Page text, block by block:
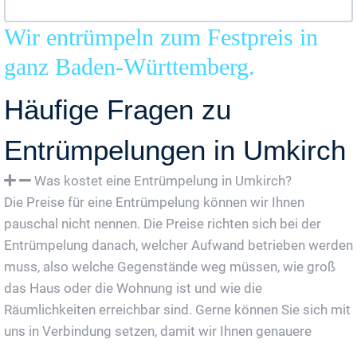
Wir entrümpeln zum Festpreis in
ganz Baden-Württemberg.
Häufige Fragen zu
Entrümpelungen in Umkirch
Was kostet eine Entrümpelung in Umkirch?
Die Preise für eine Entrümpelung können wir Ihnen
pauschal nicht nennen. Die Preise richten sich bei der
Entrümpelung danach, welcher Aufwand betrieben werden
muss, also welche Gegenstände weg müssen, wie groß
das Haus oder die Wohnung ist und wie die
Räumlichkeiten erreichbar sind. Gerne können Sie sich mit
uns in Verbindung setzen, damit wir Ihnen genauere